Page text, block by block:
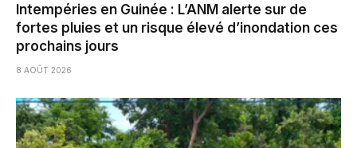
Intempéries en Guinée : L’ANM alerte sur de
fortes pluies et un risque élevé d’inondation ces
prochains jours
8 AOÛT 2026